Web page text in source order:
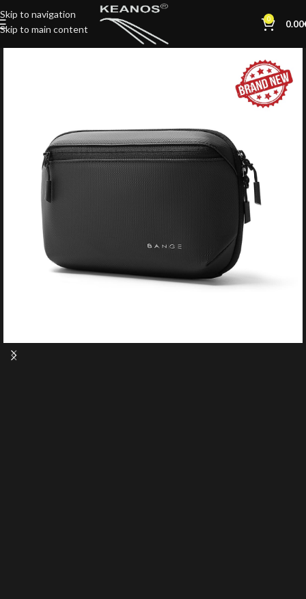
Skip to navigation
Skip to main content
0 0.00